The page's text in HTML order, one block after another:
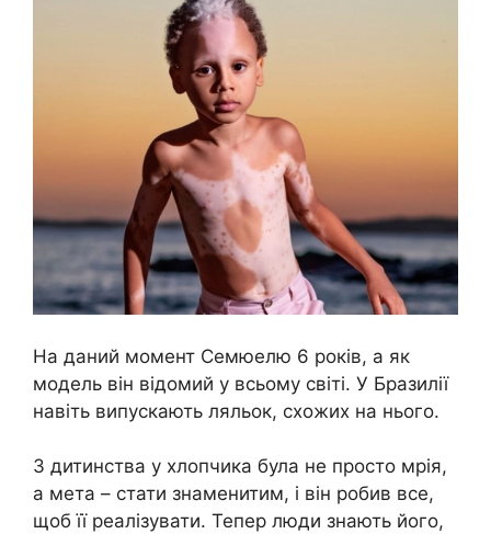
На даний момент Семюелю 6 років, а як
модель він відомий у всьому світі. У Бразилії
навіть випускають ляльок, схожих на нього.
З дитинства у хлопчика була не просто мрія,
а мета – стати знаменитим, і він робив все,
щоб її реалізувати. Тепер люди знають його,